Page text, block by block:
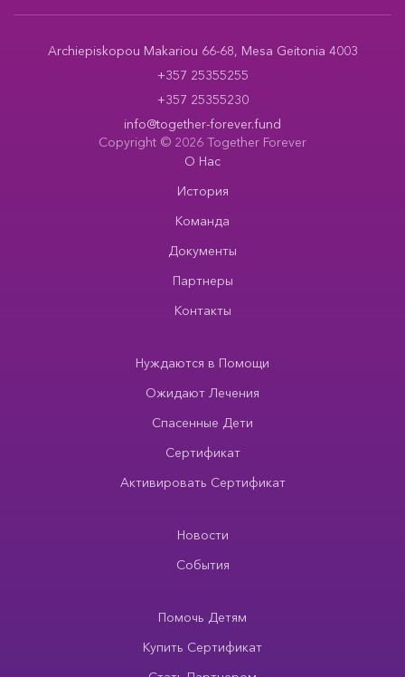
Archiepiskopou Makariou 66-68, Mesa Geitonia 4003
+357 25355255
+357 25355230
info@together-forever.fund
Copyright © 2026 Together Forever
О Нас
История
Команда
Документы
Партнеры
Контакты
Нуждаются в Помощи
Ожидают Лечения
Спасенные Дети
Сертификат
Активировать Сертификат
Новости
События
Помочь Детям
Купить Сертификат